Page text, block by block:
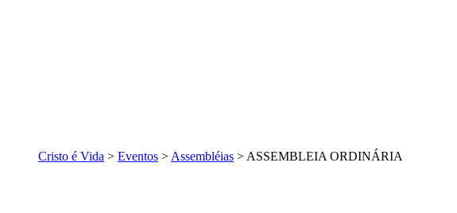
Cristo é Vida > Eventos > Assembléias > ASSEMBLEIA ORDINÁRIA